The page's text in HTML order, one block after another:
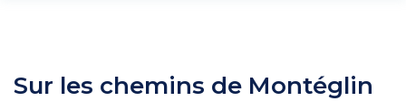
Sur les chemins de Montéglin